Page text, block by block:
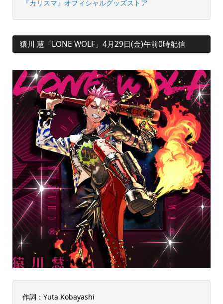
『カリスマ』オフィシャルグッズストア
猿川 慧「LONE WOLF」4月29日(金)午前0時配信
作詞：Yuta Kobayashi